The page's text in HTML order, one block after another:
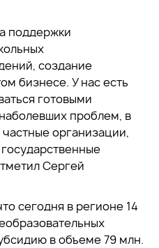
поддержки
создание
бизнесе. У нас есть
готовыми
проблем, в
организации,
Сергей
сегодня в регионе 14
в объеме 79 млн.